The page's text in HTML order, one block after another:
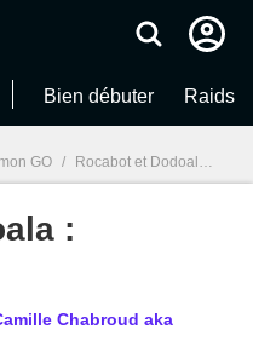
Bien débuter Raids
GO / Rocabot et Dodoala : gameplay
:
Chabroud aka